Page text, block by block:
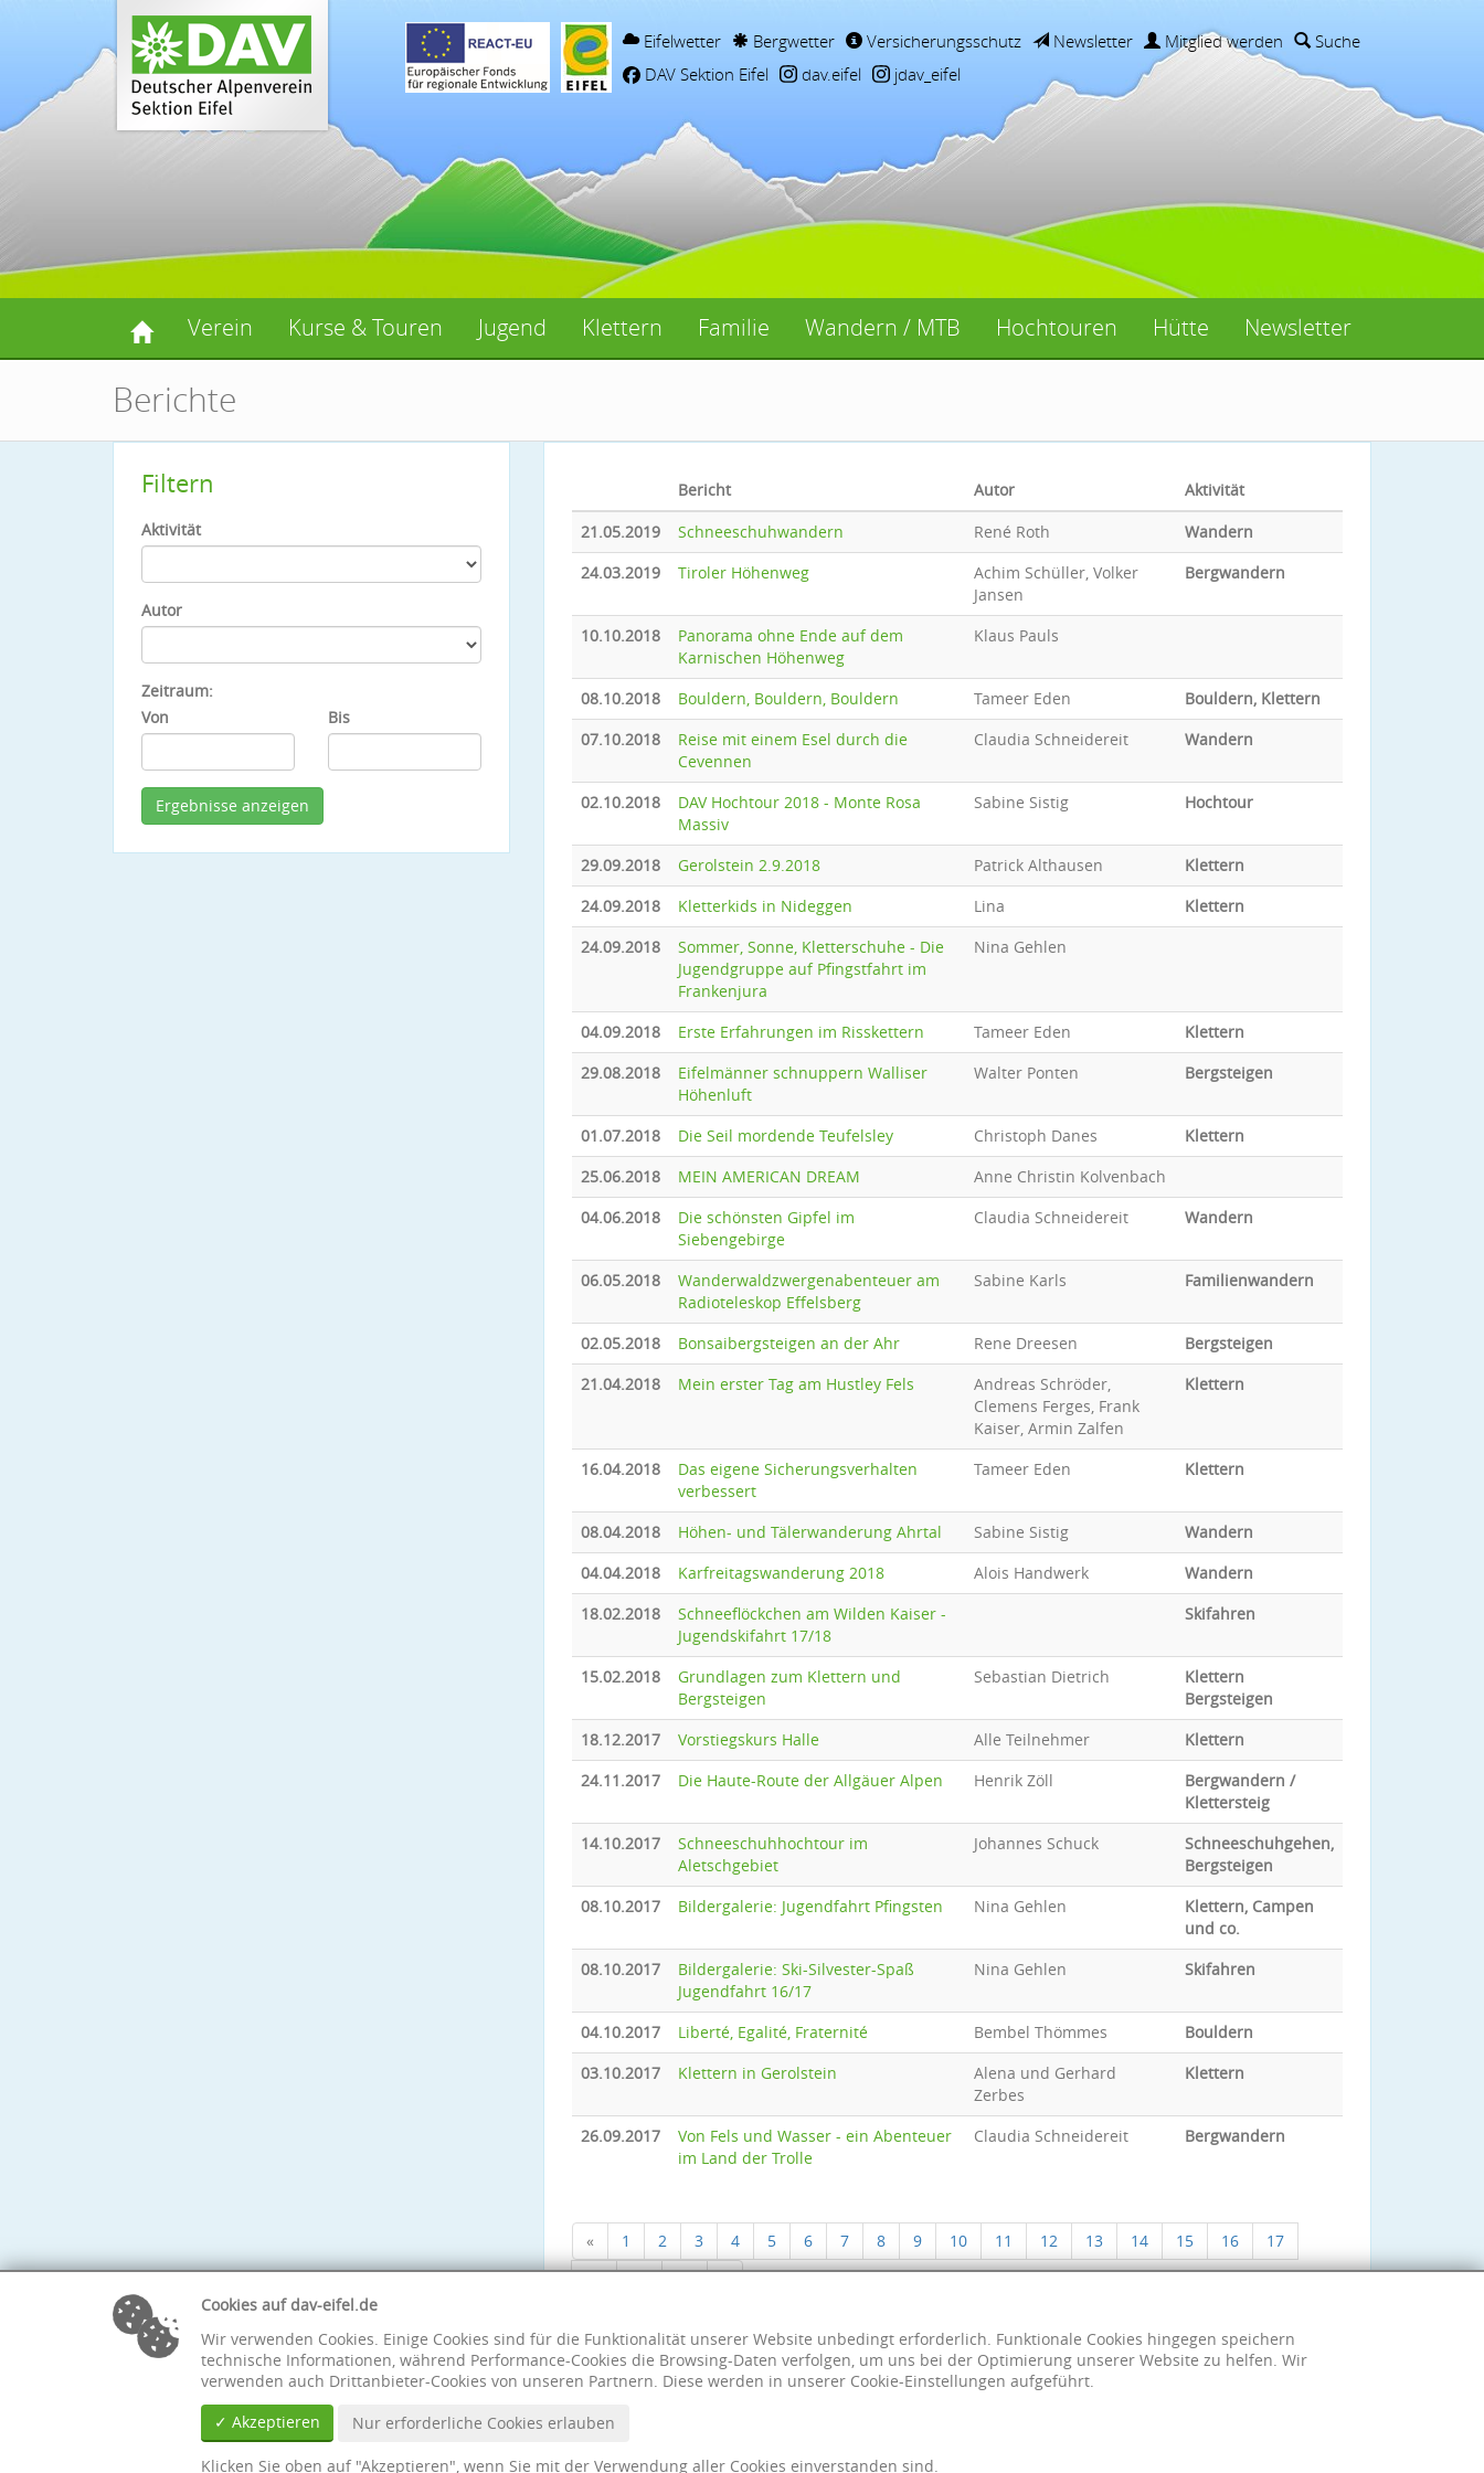
Eifelwetter Bergwetter Versicherungsschutz Newsletter Mitglied werden
Suche
DAV Sektion Eifel
dav.eifel jdav_eifel
Verein Kurse & Touren Jugend Klettern Familie Wandern / MTB Hochtouren Hütte Newsletter
Berichte
Filtern
Aktivität
Autor
Zeitraum:
Von
Bis
Bericht Autor
Aktivität
21.05.2019
Schneeschuhwandern René Roth
Wandern
24.03.2019
Tiroler Höhenweg
Achim Schüller, Volker
Jansen
Bergwandern
10.10.2018
Panorama ohne Ende auf dem
Karnischen Höhenweg
Klaus Pauls
08.10.2018 Bouldern, Bouldern, Bouldern Tameer Eden
Bouldern, Klettern
07.10.2018
Reise mit einem Esel durch die
Cevennen
Claudia Schneidereit Wandern
02.10.2018
DAV Hochtour 2018 - Monte Rosa
Massiv
Sabine Sistig Hochtour
29.09.2018 Gerolstein 2.9.2018 Patrick Althausen
Klettern
24.09.2018
Kletterkids in Nideggen Lina
Klettern
24.09.2018
Sommer, Sonne, Kletterschuhe - Die
Jugendgruppe auf Pfingstfahrt im
Frankenjura
Nina Gehlen
04.09.2018 Erste Erfahrungen im Risskettern Tameer Eden
Klettern
29.08.2018
Eifelmänner schnuppern Walliser
Höhenluft
Walter Ponten Bergsteigen
01.07.2018 Die Seil mordende Teufelsley Christoph Danes
Klettern
25.06.2018
MEIN AMERICAN DREAM
Anne Christin Kolvenbach
04.06.2018
Die schönsten Gipfel im
Siebengebirge
Claudia Schneidereit Wandern
06.05.2018
Wanderwaldzwergenabenteuer am
Radioteleskop Effelsberg
Sabine Karls Familienwandern
02.05.2018 Bonsaibergsteigen an der Ahr Rene Dreesen
Bergsteigen
21.04.2018
Mein erster Tag am Hustley Fels
Andreas Schröder,
Clemens Ferges, Frank
Kaiser, Armin Zalfen
Klettern
16.04.2018
Das eigene Sicherungsverhalten
verbessert
Tameer Eden Klettern
08.04.2018 Höhen- und Tälerwanderung Ahrtal Sabine Sistig
Wandern
04.04.2018
Karfreitagswanderung 2018 Alois Handwerk
Wandern
18.02.2018
Schneeflöckchen am Wilden Kaiser -
Jugendskifahrt 17/18
Skifahren
15.02.2018
Grundlagen zum Klettern und
Bergsteigen
Sebastian Dietrich
Klettern
Bergsteigen
18.12.2017
Vorstiegskurs Halle Alle Teilnehmer
Klettern
24.11.2017
Die Haute-Route der Allgäuer Alpen Henrik Zöll
Bergwandern /
Klettersteig
14.10.2017
Schneeschuhhochtour im
Aletschgebiet
Johannes Schuck
Schneeschuhgehen,
Bergsteigen
08.10.2017
Bildergalerie: Jugendfahrt Pfingsten Nina Gehlen
Klettern, Campen
und co.
08.10.2017
Bildergalerie: Ski-Silvester-Spaß
Jugendfahrt 16/17
Nina Gehlen Skifahren
04.10.2017 Liberté, Egalité, Fraternité Bembel Thömmes
Bouldern
03.10.2017
Klettern in Gerolstein
Alena und Gerhard
Zerbes
Klettern
26.09.2017
Von Fels und Wasser - ein Abenteuer
im Land der Trolle
Claudia Schneidereit Bergwandern
« 1 2 3 4 5 6 7 8 9 10 11 12 13 14 15 16
17
18
19 20
»
Cookies auf dav-eifel.de
Wir verwenden Cookies. Einige Cookies sind für die Funktionalität unserer Website unbedingt erforderlich. Funktionale Cookies hingegen speichern
technische Informationen, während Performance-Cookies die Browsing-Daten verfolgen, um uns bei der Optimierung unserer Website zu helfen. Wir
verwenden auch Drittanbieter-Cookies von unseren Partnern. Diese werden in unserer Cookie-Einstellungen aufgeführt.
✓ Akzeptieren
Nur erforderliche Cookies erlauben
Klicken Sie oben auf "Akzeptieren", wenn Sie mit der Verwendung aller Cookies einverstanden sind.